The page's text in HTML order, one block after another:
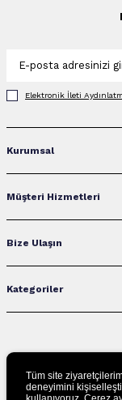
Elektronik İleti
Kurumsal
Müşteri Hizmetleri
Bize Ulaşın
Kategoriler
Tüm site
deneyimini